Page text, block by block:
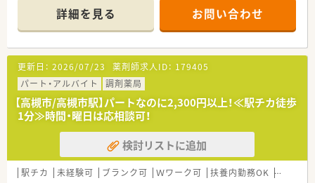
■業界では珍しく直行直帰型の働き方を導入しています！
～こんな方におススメ～
■これから調剤薬局に携わりたい未経験の方！
■お仕事復帰を考えている方！
■施設在宅中心に経験を積んでいきたい方！
■機械化に積極的な薬局をお探しの方！
■店舗増加中の会社とともに成長したい方！
～こんな会社です～
■高齢者向け施設を運営する会社ののお薬部門を担うグループ
法人が運営する調剤薬局。
■2021年9月に1店舗目を開局！次の展開も決まっており、今後の
成長に大いに期待できる会社です。
■「人生100年時代」に向けて全ての高齢者の安心・安全をサポー
トします。
詳細を見る お問い合わせ
更新日： 2026/07/23 薬剤師求人ID： 179405
パート・アルバイト
調剤薬局
【高槻市/高槻市駅】パートなのに2,300円以上！≪駅チカ徒歩
1分≫時間・曜日は応相談可！
検討リストに追加
駅チカ 未経験可 ブランク可 Ｗワーク可 扶養内勤務OK シフト制